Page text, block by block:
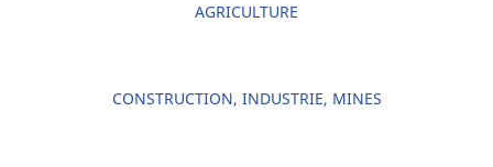
AGRICULTURE
CONSTRUCTION, INDUSTRIE, MINES